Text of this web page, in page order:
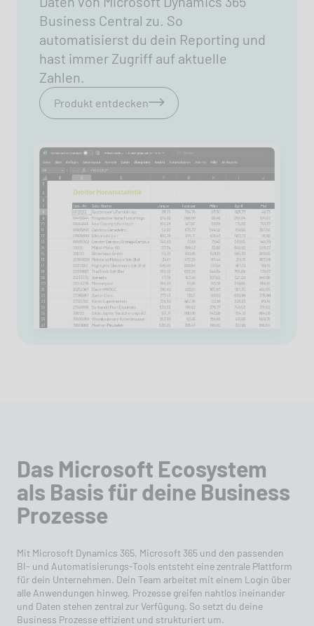
Business Central zu. So
automatisierst du dein Reporting und
hast immer Zugriff auf aktuelle
Zahlen.
Produkt entdecken
Das Microsoft Ecosystem
als Basis für deine Business
Prozesse
Mit Microsoft Dynamics 365, Microsoft 365 und den passenden
BI- und Automatisierungs-Tools entsteht eine zentrale Plattform
für dein Unternehmen. Dein Team arbeitet mit einem Login über
alle Anwendungen hinweg, Prozesse greifen nahtlos ineinander
und Daten stehen zentral zur Verfügung. So setzt du deine
Business Prozesse effizient und strukturiert um.